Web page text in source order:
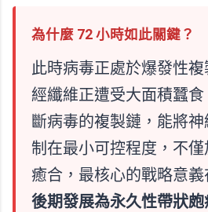
為什麼 72 小時如此關鍵？
此時病毒正處於爆發性
經纖維正遭受大面積蠶
斷病毒的複製鏈，能將
制在最小可控程度，不
癒合，最核心的戰略意義
後期發展為永久性帶狀